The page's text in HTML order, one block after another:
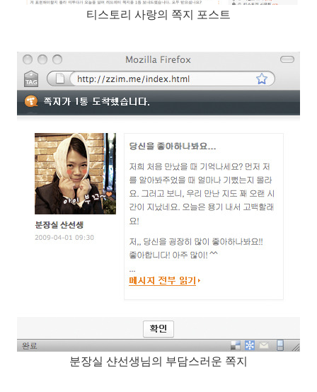
티스토리 사랑의 쪽지 포스트
분장실 샨선생님의 부담스러운 쪽지